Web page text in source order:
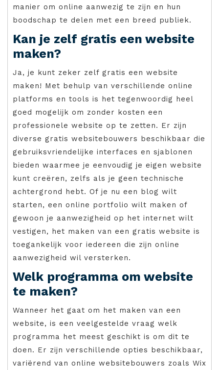
manier om online aanwezig te zijn en hun
boodschap te delen met een breed publiek.
Kan je zelf gratis een website
maken?
Ja, je kunt zeker zelf gratis een website
maken! Met behulp van verschillende online
platforms en tools is het tegenwoordig heel
goed mogelijk om zonder kosten een
professionele website op te zetten. Er zijn
diverse gratis websitebouwers beschikbaar die
gebruiksvriendelijke interfaces en sjablonen
bieden waarmee je eenvoudig je eigen website
kunt creëren, zelfs als je geen technische
achtergrond hebt. Of je nu een blog wilt
starten, een online portfolio wilt maken of
gewoon je aanwezigheid op het internet wilt
vestigen, het maken van een gratis website is
toegankelijk voor iedereen die zijn online
aanwezigheid wil versterken.
Welk programma om website
te maken?
Wanneer het gaat om het maken van een
website, is een veelgestelde vraag welk
programma het meest geschikt is om dit te
doen. Er zijn verschillende opties beschikbaar,
variërend van online websitebouwers zoals Wix